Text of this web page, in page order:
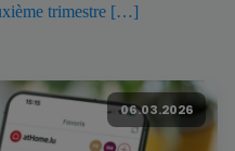
trimestre […]
06.03.2026